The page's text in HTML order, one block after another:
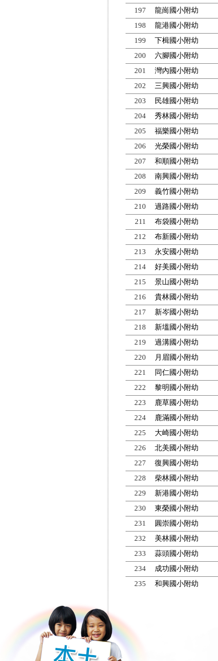
197
龍崗國小附幼
198
龍港國小附幼
199
下楫國小附幼
200
六腳國小附幼
201
灣內國小附幼
202
三興國小附幼
203
民雄國小附幼
204
秀林國小附幼
205
福樂國小附幼
206
光榮國小附幼
207
和順國小附幼
208
南興國小附幼
209
義竹國小附幼
210
過路國小附幼
211
布袋國小附幼
212
布新國小附幼
213
永安國小附幼
214
好美國小附幼
215
景山國小附幼
216
貴林國小附幼
217
新岑國小附幼
218
新塭國小附幼
219
過溝國小附幼
220
月眉國小附幼
221
同仁國小附幼
222
黎明國小附幼
223
鹿草國小附幼
224
鹿滿國小附幼
225
大崎國小附幼
226
北美國小附幼
227
復興國小附幼
228
柴林國小附幼
229
新港國小附幼
230
東榮國小附幼
231
圓崇國小附幼
232
美林國小附幼
233
蒜頭國小附幼
234
成功國小附幼
235
和興國小附幼